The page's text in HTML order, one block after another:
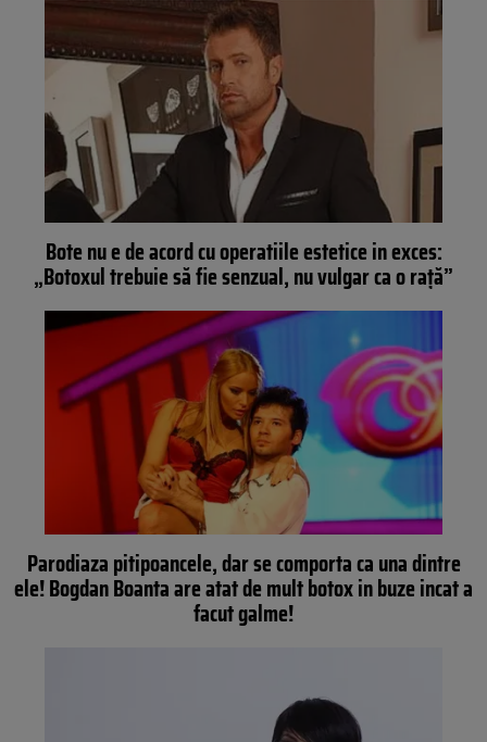
Bote nu e de acord cu operatiile estetice in exces:
„Botoxul trebuie să fie senzual, nu vulgar ca o raţă”
Parodiaza pitipoancele, dar se comporta ca una dintre
ele! Bogdan Boanta are atat de mult botox in buze incat a
facut galme!